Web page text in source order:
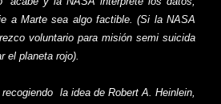
a Marte sea algo factible. (Si la NASA
voluntario para misión semi suicida
el planeta rojo).
la idea de Robert A. Heinlein,